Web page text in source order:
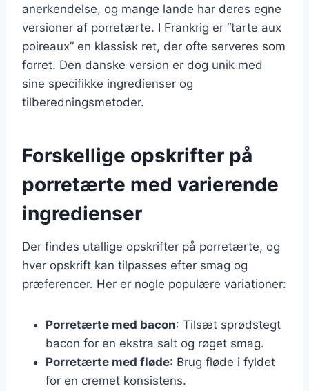
anerkendelse, og mange lande har deres egne
versioner af porretærte. I Frankrig er “tarte aux
poireaux” en klassisk ret, der ofte serveres som
forret. Den danske version er dog unik med
sine specifikke ingredienser og
tilberedningsmetoder.
Forskellige opskrifter på
porretærte med varierende
ingredienser
Der findes utallige opskrifter på porretærte, og
hver opskrift kan tilpasses efter smag og
præferencer. Her er nogle populære variationer:
Porretærte med bacon: Tilsæt sprødstegt
bacon for en ekstra salt og røget smag.
Porretærte med fløde: Brug fløde i fyldet
for en cremet konsistens.